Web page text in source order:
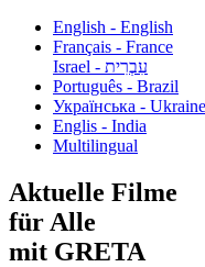
English - English
Français - France
עִבְרִית - Israel
Português - Brazil
Українська - Ukraine
Englis - India
Multilingual
Aktuelle Filme
für Alle
mit GRETA